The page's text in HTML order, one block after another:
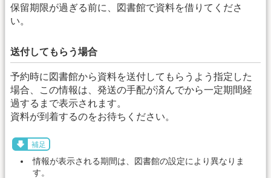
保留期限が過ぎる前に、図書館で資料を借りてくださ
い。
送付してもらう場合
予約時に図書館から資料を送付してもらうよう指定した
場合、この情報は、発送の手配が済んでから一定期間経
過するまで表示されます。
資料が到着するのをお待ちください。
補足
情報が表示される期間は、図書館の設定により異なりま
す。